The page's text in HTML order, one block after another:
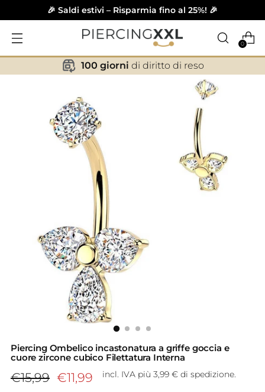
🎉 Saldi estivi – Risparmia fino al 25%! 🎉
0
✕
100 giorni di diritto di reso
Piercing Ombelico incastonatura a griffe goccia e
cuore zircone cubico Filettatura Interna
Prezzo
€15,99 €11,99 incl. IVA più 3,99 € di spedizione.